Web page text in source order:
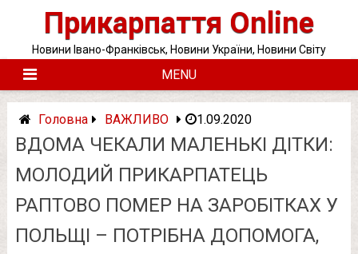
Прикарпаття Online
Новини Івано-Франківськ, Новини України, Новини Світу
MENU
Головна ВАЖЛИВО 1.09.2020
ВДОМА ЧЕКАЛИ МАЛЕНЬКІ ДІТКИ:
МОЛОДИЙ ПРИКАРПАТЕЦЬ
РАПТОВО ПОМЕР НА ЗАРОБІТКАХ У
ПОЛЬЩІ – ПОТРІБНА ДОПОМОГА,